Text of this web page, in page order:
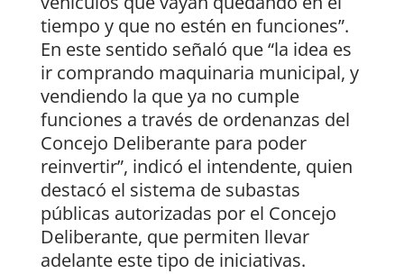
tiempo y que no estén en funciones”.
En este sentido señaló que “la idea es
ir comprando maquinaria municipal, y
vendiendo la que ya no cumple
funciones a través de ordenanzas del
Concejo Deliberante para poder
reinvertir”, indicó el intendente, quien
destacó el sistema de subastas
públicas autorizadas por el Concejo
Deliberante, que permiten llevar
adelante este tipo de iniciativas.